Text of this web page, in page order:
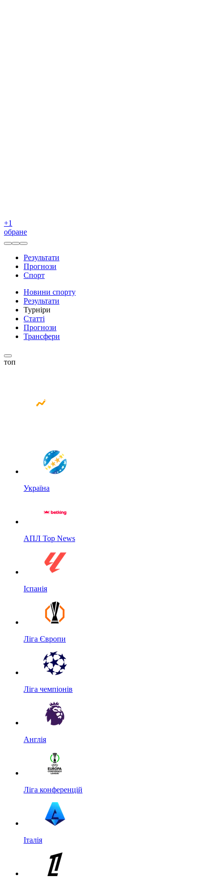
+1
обране
Результати
Прогнози
Спорт
Новини спорту
Результати
Турніри
Статті
Прогнози
Трансфери
топ
Україна
АПЛ Top News
Іспанія
Ліга Європи
Ліга чемпіонів
Англія
Ліга конференцій
Італія